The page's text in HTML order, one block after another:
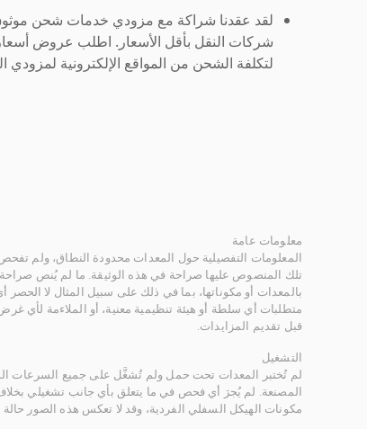
لقد عقدنا شراكة مع مزودي خدمات شحن
شركات النقل بأقل الأسعار. اطلب عروض
لتكلفة الشحن من المواقع الإلكترونية لمزودي
معلومات عامة
المعلومات التفصيلية حول المعدات محدودة النطاق، ولم
تلك المنصوص عليها صراحة في هذه الوثيقة. ما لم يُنص
بالمعدات أو مكوناتها، بما في ذلك على سبيل المثال لا الحصر
متطلبات أي سلطة أو هيئة تنظيمية معنية، أو الملاءمة
قبل تقديم المزايدات.
التشغيل
لم تُختبر المعدات تحت حمل ولم تُشغَّل على جميع السرعات
المصنعة. لم يُجرَ أي فحص في ما يتعلق بأي جانب تشغيلي
مكونات الهيكل السفلي الفردية، وقد لا تعكس هذه الصور حالة